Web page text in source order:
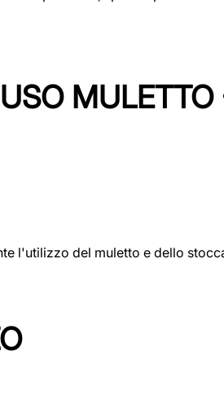
MULETTO
l'utilizzo del muletto e dello